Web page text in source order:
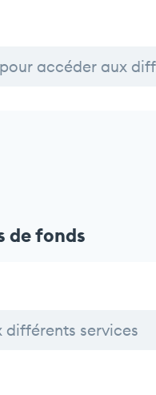
pour accéder aux
de fonds
services